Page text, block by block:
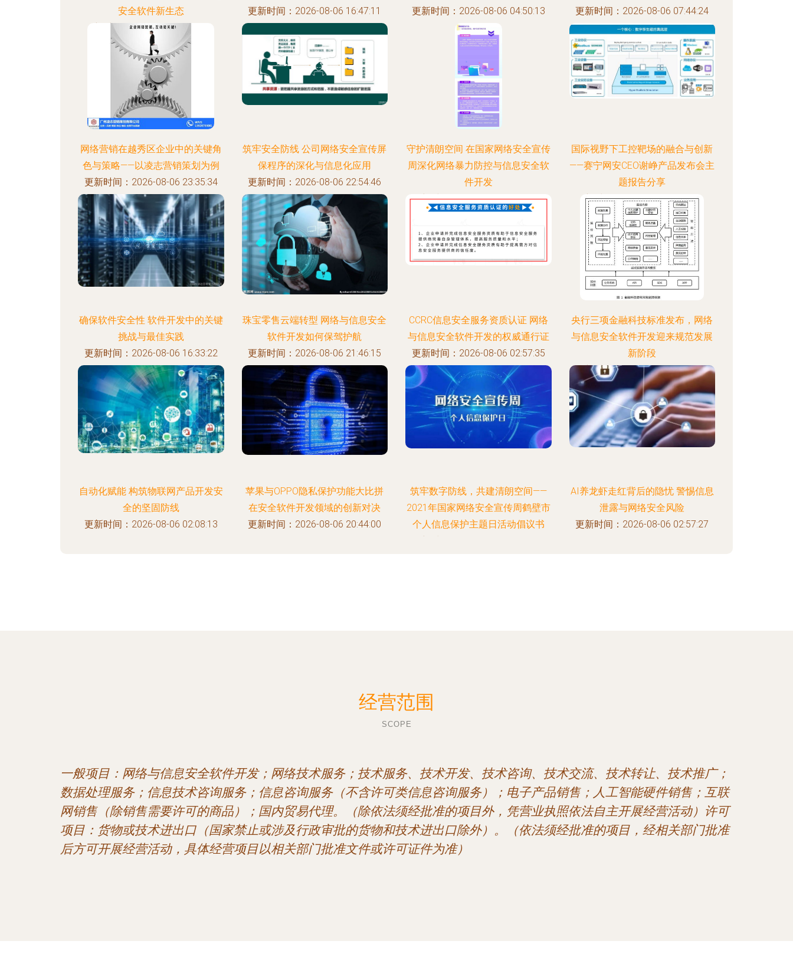
安全软件新生态
更新时间：2026-08-06 21:59:44
更新时间：2026-08-06 16:47:11
更新时间：2026-08-06 04:50:13
更新时间：2026-08-06 07:44:24
网络营销在越秀区企业中的关键角
色与策略——以凌志营销策划为例
更新时间：2026-08-06 23:35:34
筑牢安全防线 公司网络安全宣传屏
保程序的深化与信息化应用
更新时间：2026-08-06 22:54:46
守护清朗空间 在国家网络安全宣传
周深化网络暴力防控与信息安全软
件开发
更新时间：2026-08-06 09:22:50
国际视野下工控靶场的融合与创新
——赛宁网安CEO谢峥产品发布会主
题报告分享
更新时间：2026-08-06 04:00:52
确保软件安全性 软件开发中的关键
挑战与最佳实践
更新时间：2026-08-06 16:33:22
珠宝零售云端转型 网络与信息安全
软件开发如何保驾护航
更新时间：2026-08-06 21:46:15
CCRC信息安全服务资质认证 网络
与信息安全软件开发的权威通行证
更新时间：2026-08-06 02:57:35
央行三项金融科技标准发布，网络
与信息安全软件开发迎来规范发展
新阶段
更新时间：2026-08-06 04:25:53
自动化赋能 构筑物联网产品开发安
全的坚固防线
更新时间：2026-08-06 02:08:13
苹果与OPPO隐私保护功能大比拼
在安全软件开发领域的创新对决
更新时间：2026-08-06 20:44:00
筑牢数字防线，共建清朗空间——
2021年国家网络安全宣传周鹤壁市
个人信息保护主题日活动倡议书
AI养龙虾走红背后的隐忧 警惕信息
泄露与网络安全风险
更新时间：2026-08-06 02:57:27
经营范围
SCOPE
一般项目：网络与信息安全软件开发；网络技术服务；技术服务、技术开发、技术咨询、技术交流、技术转让、技术推广；
数据处理服务；信息技术咨询服务；信息咨询服务（不含许可类信息咨询服务）；电子产品销售；人工智能硬件销售；互联
网销售（除销售需要许可的商品）；国内贸易代理。（除依法须经批准的项目外，凭营业执照依法自主开展经营活动）许可
项目：货物或技术进出口（国家禁止或涉及行政审批的货物和技术进出口除外）。（依法须经批准的项目，经相关部门批准
后方可开展经营活动，具体经营项目以相关部门批准文件或许可证件为准）